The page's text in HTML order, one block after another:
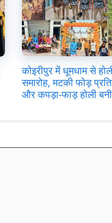
कोइरीपुर में धूमधाम से
समारोह, मटकी फोड़
और कपड़ा-फाड़ होली